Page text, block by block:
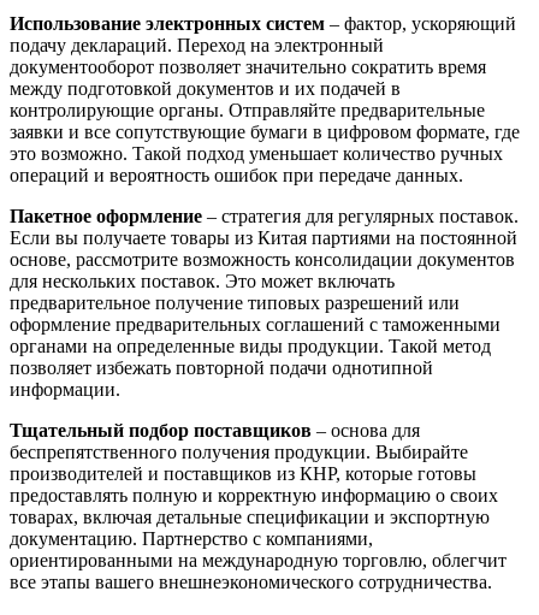
Использование электронных систем – фактор, ускоряющий
подачу деклараций. Переход на электронный
документооборот позволяет значительно сократить время
между подготовкой документов и их подачей в
контролирующие органы. Отправляйте предварительные
заявки и все сопутствующие бумаги в цифровом формате, где
это возможно. Такой подход уменьшает количество ручных
операций и вероятность ошибок при передаче данных.
Пакетное оформление – стратегия для регулярных поставок.
Если вы получаете товары из Китая партиями на постоянной
основе, рассмотрите возможность консолидации документов
для нескольких поставок. Это может включать
предварительное получение типовых разрешений или
оформление предварительных соглашений с таможенными
органами на определенные виды продукции. Такой метод
позволяет избежать повторной подачи однотипной
информации.
Тщательный подбор поставщиков – основа для
беспрепятственного получения продукции. Выбирайте
производителей и поставщиков из КНР, которые готовы
предоставлять полную и корректную информацию о своих
товарах, включая детальные спецификации и экспортную
документацию. Партнерство с компаниями,
ориентированными на международную торговлю, облегчит
все этапы вашего внешнеэкономического сотрудничества.